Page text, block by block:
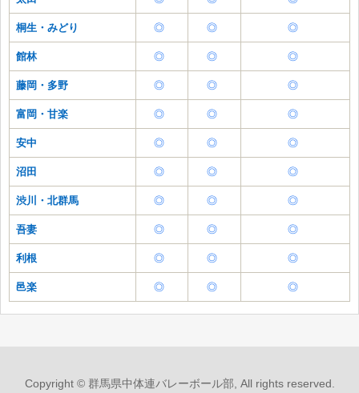
桐生・みどり ◎ ◎ ◎
館林 ◎ ◎ ◎
藤岡・多野 ◎ ◎ ◎
富岡・甘楽 ◎ ◎ ◎
安中 ◎ ◎ ◎
沼田 ◎ ◎ ◎
渋川・北群馬 ◎ ◎ ◎
吾妻 ◎ ◎ ◎
利根 ◎ ◎ ◎
邑楽 ◎ ◎ ◎
Copyright © 群馬県中体連バレーボール部, All rights reserved.